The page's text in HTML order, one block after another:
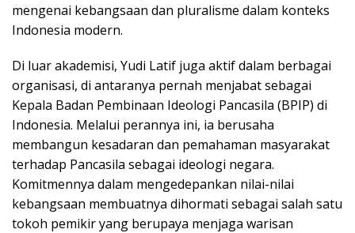
mengenai kebangsaan dan pluralisme dalam konteks
Indonesia modern.
Di luar akademisi, Yudi Latif juga aktif dalam berbagai
organisasi, di antaranya pernah menjabat sebagai
Kepala Badan Pembinaan Ideologi Pancasila (BPIP) di
Indonesia. Melalui perannya ini, ia berusaha
membangun kesadaran dan pemahaman masyarakat
terhadap Pancasila sebagai ideologi negara.
Komitmennya dalam mengedepankan nilai-nilai
kebangsaan membuatnya dihormati sebagai salah satu
tokoh pemikir yang berupaya menjaga warisan